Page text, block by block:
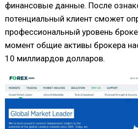
финансовые данные. После
потенциальный клиент сможет
профессиональный уровень
момент общие активы брокера
10 миллиардов долларов.